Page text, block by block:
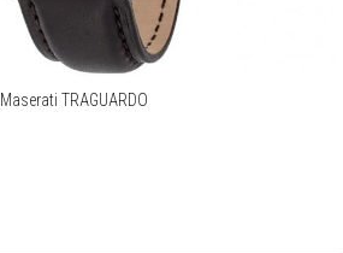
Maserati TRAGUARDO